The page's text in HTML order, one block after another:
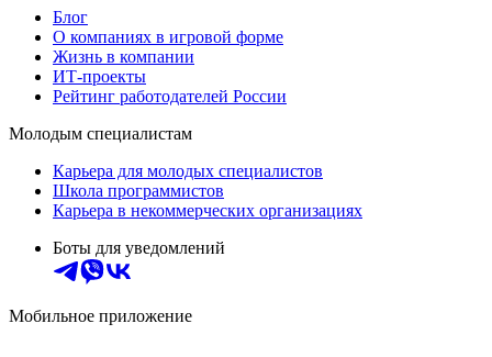
Блог
О компаниях в игровой форме
Жизнь в компании
ИТ-проекты
Рейтинг работодателей России
Молодым специалистам
Карьера для молодых специалистов
Школа программистов
Карьера в некоммерческих организациях
Боты для уведомлений
Мобильное приложение